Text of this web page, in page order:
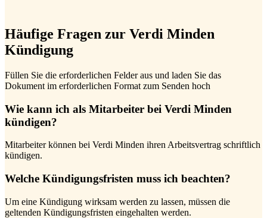
Häufige Fragen zur Verdi Minden
Kündigung
Füllen Sie die erforderlichen Felder aus und laden Sie das
Dokument im erforderlichen Format zum Senden hoch
Wie kann ich als Mitarbeiter bei Verdi Minden
kündigen?
Mitarbeiter können bei Verdi Minden ihren Arbeitsvertrag schriftlich
kündigen.
Welche Kündigungsfristen muss ich beachten?
Um eine Kündigung wirksam werden zu lassen, müssen die
geltenden Kündigungsfristen eingehalten werden.